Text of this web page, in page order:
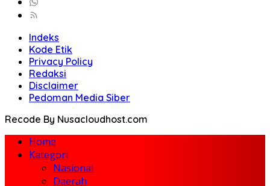
Indeks
Kode Etik
Privacy Policy
Redaksi
Disclaimer
Pedoman Media Siber
Recode By Nusacloudhost.com
Home
Kategori
Nasional
Daerah